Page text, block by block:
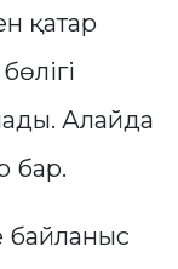
қатар
Алайда
бар.
байланыс